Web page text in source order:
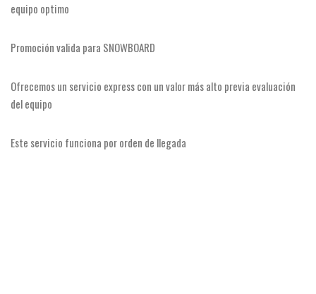
equipo optimo
Promoción valida para SNOWBOARD
Ofrecemos un servicio express con un valor más alto previa evaluación
del equipo
Este servicio funciona por orden de llegada